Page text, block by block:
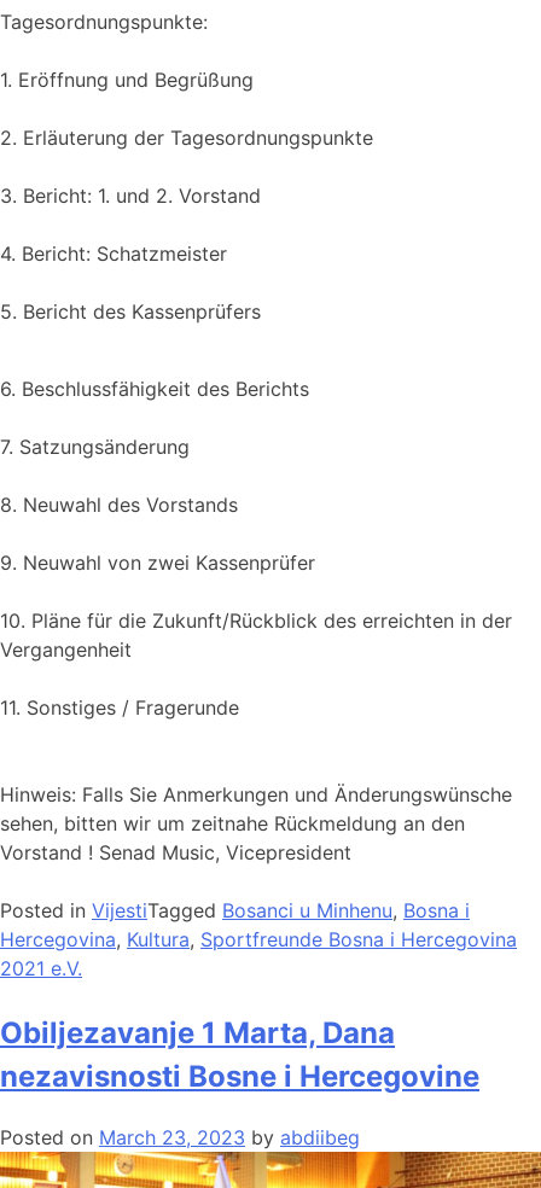
Tagesordnungspunkte:
1. Eröffnung und Begrüßung
2. Erläuterung der Tagesordnungspunkte
3. Bericht: 1. und 2. Vorstand
4. Bericht: Schatzmeister
5. Bericht des Kassenprüfers
6. Beschlussfähigkeit des Berichts
7. Satzungsänderung
8. Neuwahl des Vorstands
9. Neuwahl von zwei Kassenprüfer
10. Pläne für die Zukunft/Rückblick des erreichten in der
Vergangenheit
11. Sonstiges / Fragerunde
Hinweis: Falls Sie Anmerkungen und Änderungswünsche
sehen, bitten wir um zeitnahe Rückmeldung an den
Vorstand ! Senad Music, Vicepresident
Posted in VijestiTagged Bosanci u Minhenu, Bosna i
Hercegovina, Kultura, Sportfreunde Bosna i Hercegovina
2021 e.V.
Obiljezavanje 1 Marta, Dana
nezavisnosti Bosne i Hercegovine
Posted on March 23, 2023 by abdiibeg